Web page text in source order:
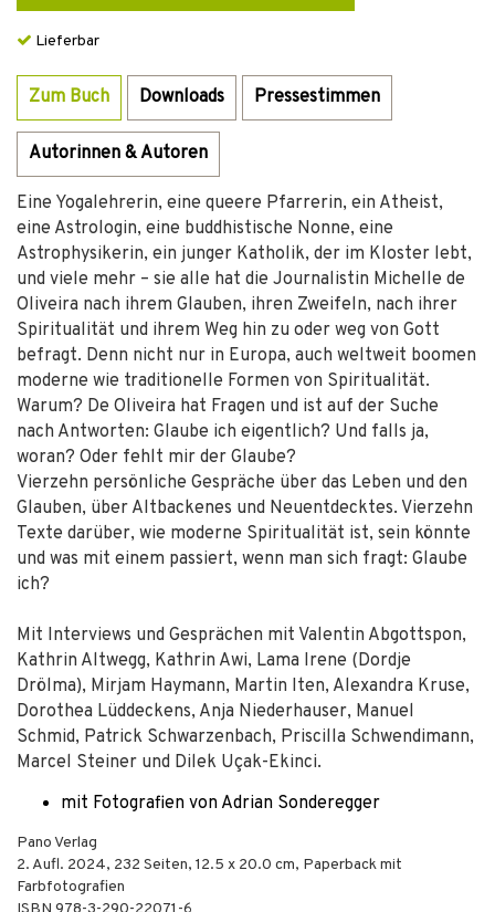
Lieferbar
Zum Buch Downloads Pressestimmen
Autorinnen & Autoren
Eine Yogalehrerin, eine queere Pfarrerin, ein Atheist,
eine Astrologin, eine buddhistische Nonne, eine
Astrophysikerin, ein junger Katholik, der im Kloster lebt,
und viele mehr – sie alle hat die Journalistin Michelle de
Oliveira nach ihrem Glauben, ihren Zweifeln, nach ihrer
Spiritualität und ihrem Weg hin zu oder weg von Gott
befragt. Denn nicht nur in Europa, auch weltweit boomen
moderne wie traditionelle Formen von Spiritualität.
Warum? De Oliveira hat Fragen und ist auf der Suche
nach Antworten: Glaube ich eigentlich? Und falls ja,
woran? Oder fehlt mir der Glaube?
Vierzehn persönliche Gespräche über das Leben und den
Glauben, über Altbackenes und Neuentdecktes. Vierzehn
Texte darüber, wie moderne Spiritualität ist, sein könnte
und was mit einem passiert, wenn man sich fragt: Glaube
ich?
Mit Interviews und Gesprächen mit Valentin Abgottspon,
Kathrin Altwegg, Kathrin Awi, Lama Irene (Dordje
Drölma), Mirjam Haymann, Martin Iten, Alexandra Kruse,
Dorothea Lüddeckens, Anja Niederhauser, Manuel
Schmid, Patrick Schwarzenbach, Priscilla Schwendimann,
Marcel Steiner und Dilek Uçak-Ekinci.
mit Fotografien von Adrian Sonderegger
Pano Verlag
2. Aufl. 2024, 232 Seiten, 12.5 x 20.0 cm, Paperback mit
Farbfotografien